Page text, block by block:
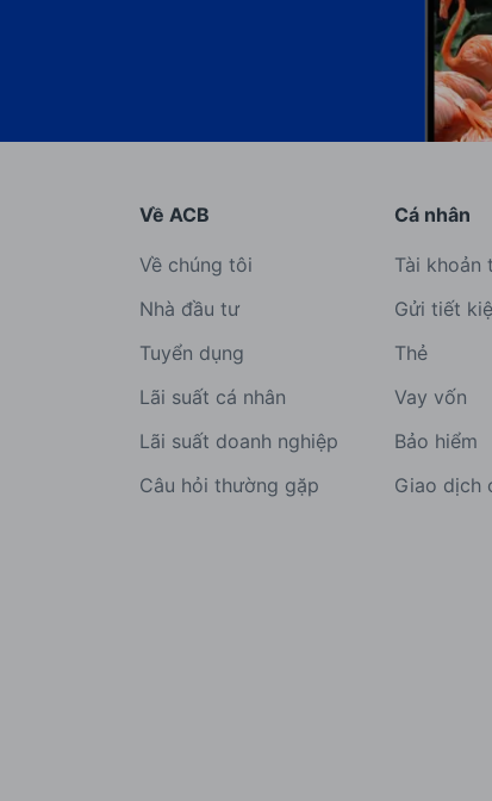
Về ACB
Về chúng tôi
Nhà đầu tư
Tuyển dụng
Lãi suất cá nhân
Lãi suất doanh nghiệp
Câu hỏi thường gặp
Cá nhân
Tài khoản
Gửi tiết
Thẻ
Vay vốn
Bảo hiểm
Giao dịch